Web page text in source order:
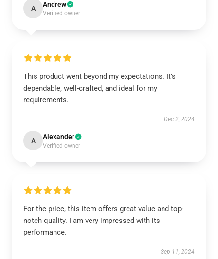
A Andrew
Verified owner
This product went beyond my expectations. It’s
dependable, well-crafted, and ideal for my
requirements.
Dec 2, 2024
A Alexander
Verified owner
For the price, this item offers great value and top-
notch quality. I am very impressed with its
performance.
Sep 11, 2024